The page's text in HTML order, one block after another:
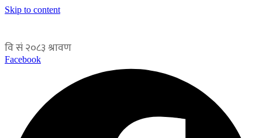
Skip to content
Facebook